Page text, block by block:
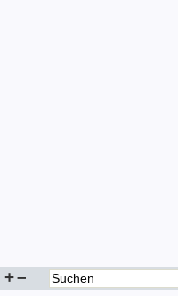
+–